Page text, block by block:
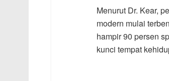
Menurut Dr. Kear,
modern mulai
hampir 90 persen
kunci tempat